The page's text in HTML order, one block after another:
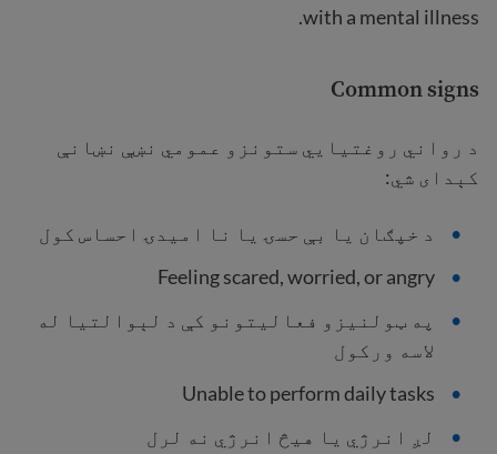
with a mental illness.
Common signs
د رواني روغتیايي ستونزو عمومي نښې نښانې
کېدای شي:
د خپګان یا بې حسۍ یا نا امیدۍ احساس کول
Feeling scared, worried, or angry
په ټولنیزو فعالیتونو کې د لېوالتيا له
لاسه ورکول
Unable to perform daily tasks
لږ انرژي یا هیڅ انرژي نه لرل